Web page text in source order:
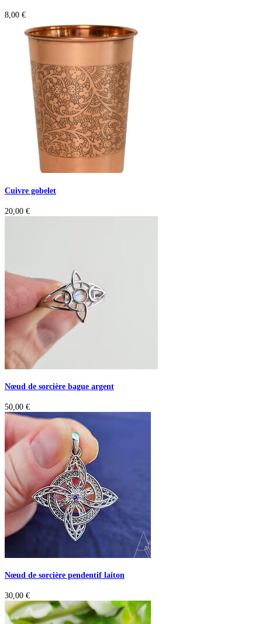
8,00 €
Cuivre gobelet
20,00 €
Nœud de sorcière bague argent
50,00 €
Nœud de sorcière pendentif laiton
30,00 €